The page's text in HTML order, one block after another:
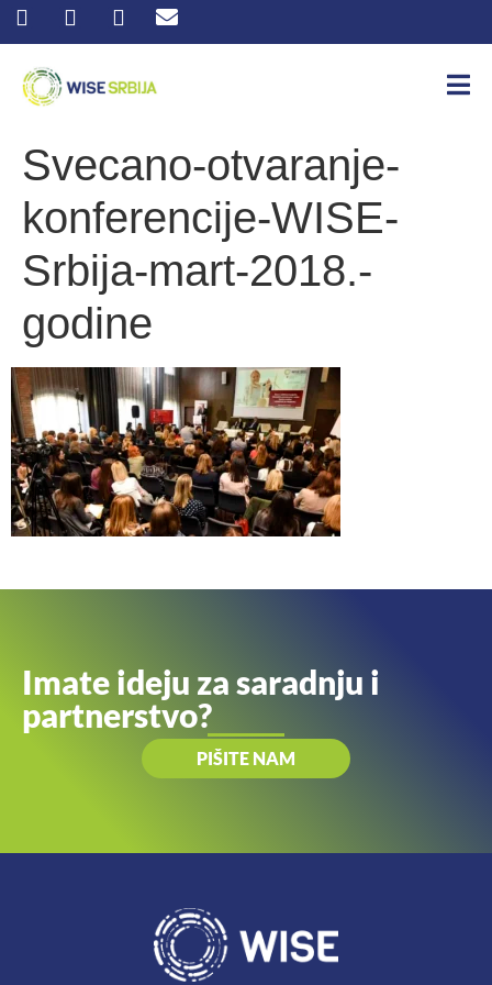
Svecano-otvaranje-
konferencije-WISE-
Srbija-mart-2018.-
godine
Imate ideju za saradnju i
partnerstvo?
PIŠITE NAM